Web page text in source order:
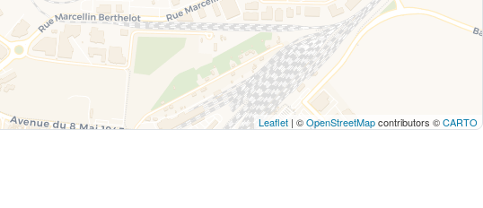
Leaflet | ©OpenStreetMapcontributors ©CARTO